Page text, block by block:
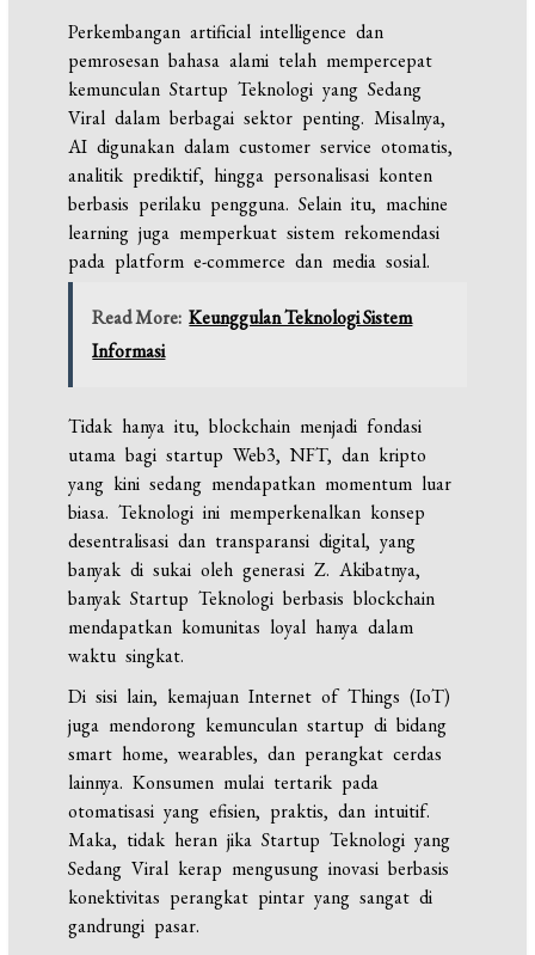
Perkembangan artificial intelligence dan
pemrosesan bahasa alami telah mempercepat
kemunculan Startup Teknologi yang Sedang
Viral dalam berbagai sektor penting. Misalnya,
AI digunakan dalam customer service otomatis,
analitik prediktif, hingga personalisasi konten
berbasis perilaku pengguna. Selain itu, machine
learning juga memperkuat sistem rekomendasi
pada platform e-commerce dan media sosial.
Read More: Keunggulan Teknologi Sistem
Informasi
Tidak hanya itu, blockchain menjadi fondasi
utama bagi startup Web3, NFT, dan kripto
yang kini sedang mendapatkan momentum luar
biasa. Teknologi ini memperkenalkan konsep
desentralisasi dan transparansi digital, yang
banyak di sukai oleh generasi Z. Akibatnya,
banyak Startup Teknologi berbasis blockchain
mendapatkan komunitas loyal hanya dalam
waktu singkat.
Di sisi lain, kemajuan Internet of Things (IoT)
juga mendorong kemunculan startup di bidang
smart home, wearables, dan perangkat cerdas
lainnya. Konsumen mulai tertarik pada
otomatisasi yang efisien, praktis, dan intuitif.
Maka, tidak heran jika Startup Teknologi yang
Sedang Viral kerap mengusung inovasi berbasis
konektivitas perangkat pintar yang sangat di
gandrungi pasar.